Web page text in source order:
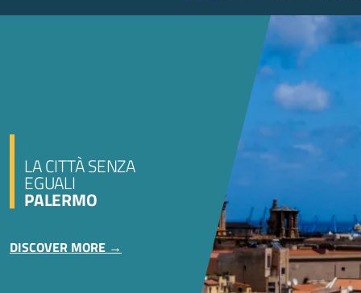
LA CITTÀ SENZA
EGUALI
PALERMO
DISCOVER MORE